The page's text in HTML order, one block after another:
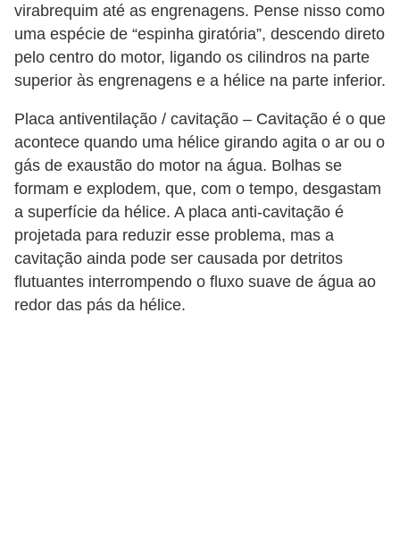
virabrequim até as engrenagens. Pense nisso como
uma espécie de “espinha giratória”, descendo direto
pelo centro do motor, ligando os cilindros na parte
superior às engrenagens e a hélice na parte inferior.
Placa antiventilação / cavitação – Cavitação é o que
acontece quando uma hélice girando agita o ar ou o
gás de exaustão do motor na água. Bolhas se
formam e explodem, que, com o tempo, desgastam
a superfície da hélice. A placa anti-cavitação é
projetada para reduzir esse problema, mas a
cavitação ainda pode ser causada por detritos
flutuantes interrompendo o fluxo suave de água ao
redor das pás da hélice.
s
e
g
r
o
s